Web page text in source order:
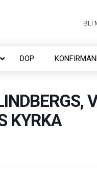
BLI
DOP
KYRKA